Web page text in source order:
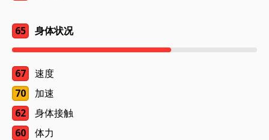
65 身体状况
67
速度
70
加速
62
身体接触
60
体力